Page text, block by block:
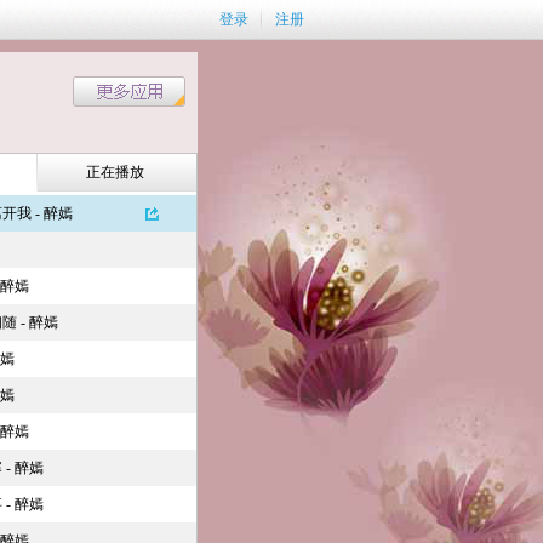
登录 注册
正在播放